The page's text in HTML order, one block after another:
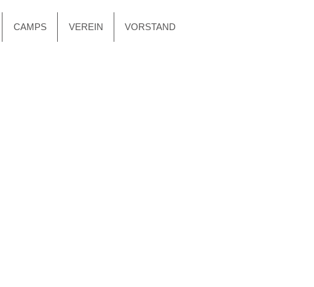
CAMPS VEREIN VORSTAND